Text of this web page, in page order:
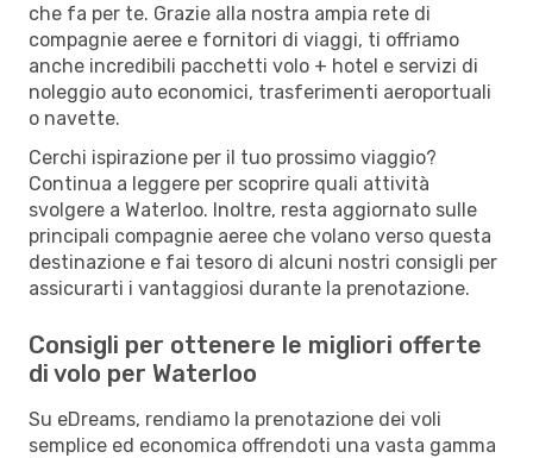
che fa per te. Grazie alla nostra ampia rete di
compagnie aeree e fornitori di viaggi, ti offriamo
anche incredibili pacchetti volo + hotel e servizi di
noleggio auto economici, trasferimenti aeroportuali
o navette.
Cerchi ispirazione per il tuo prossimo viaggio?
Continua a leggere per scoprire quali attività
svolgere a Waterloo. Inoltre, resta aggiornato sulle
principali compagnie aeree che volano verso questa
destinazione e fai tesoro di alcuni nostri consigli per
assicurarti i vantaggiosi durante la prenotazione.
Consigli per ottenere le migliori offerte
di volo per Waterloo
Su eDreams, rendiamo la prenotazione dei voli
semplice ed economica offrendoti una vasta gamma